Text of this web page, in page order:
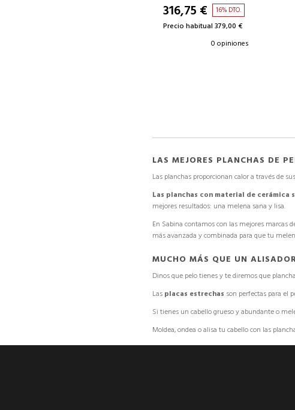
316,75 € 16% DTO.
Precio habitual 379,00 €
0 opiniones
LAS MEJORES PLANCHAS DE
Las planchas proporcionan calor a través de
Las planchas con material de cerámica
mejores resultados: una melena sana y lisa.
En Sabina contamos con las mejores marcas
más avanzada y combinada para que tu
MUCHO MÁS QUE UN
Dinos que pelo tienes y te diremos que
Las placas estrechas son perfectas para el
Si tienes un cabello grueso y abundante o
Moldea, ondea o alisa tu cabello con las